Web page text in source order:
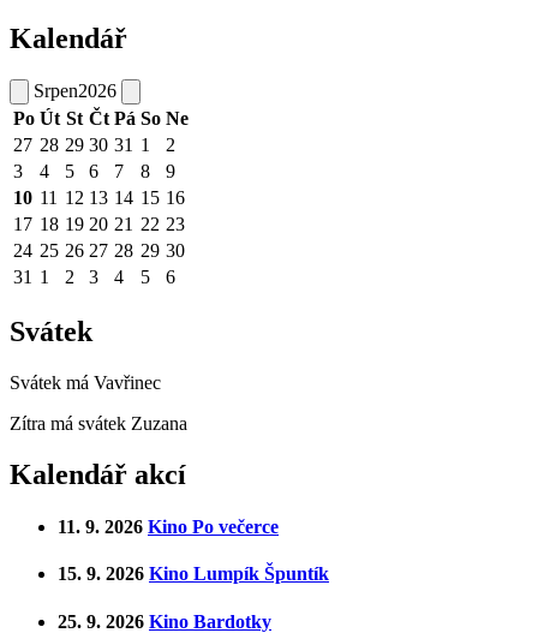
Kalendář
Srpen2026
Po Út St Čt Pá So Ne
27 28 29 30 31 1
2
3
4 5 6 7 8
9
10 11 12 13 14 15 16
17 18 19 20 21 22 23
24 25 26 27 28 29 30
31 1 2 3 4 5 6
Svátek
Svátek má Vavřinec
Zítra má svátek Zuzana
Kalendář akcí
11. 9. 2026 Kino Po večerce
15. 9. 2026 Kino Lumpík Špuntík
25. 9. 2026 Kino Bardotky